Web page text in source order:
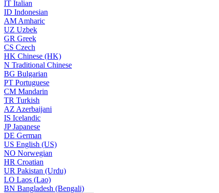
IT Italian
ID Indonesian
AM Amharic
UZ Uzbek
GR Greek
CS Czech
HK Chinese (HK)
N Traditional Chinese
BG Bulgarian
PT Portuguese
CM Mandarin
TR Turkish
AZ Azerbaijani
IS Icelandic
JPJapanese
DE German
US English (US)
NO Norwegian
HR Croatian
UR Pakistan (Urdu)
LO Laos (Lao)
BN Bangladesh (Bengali)